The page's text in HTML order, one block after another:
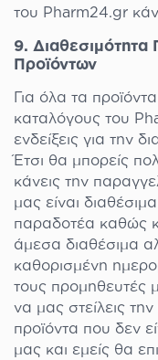
του Pharm24.gr
9. Διαθεσιμότητα
Προϊόντων
Για όλα τα
καταλόγους του
ενδείξεις για την
Έτσι θα μπορείς
κάνεις την
μας είναι
παραδοτέα καθώς
άμεσα διαθέσιμα
καθορισμένη
τους προμηθευτές
να μας στείλεις
προϊόντα που δεν
μας και εμείς θα